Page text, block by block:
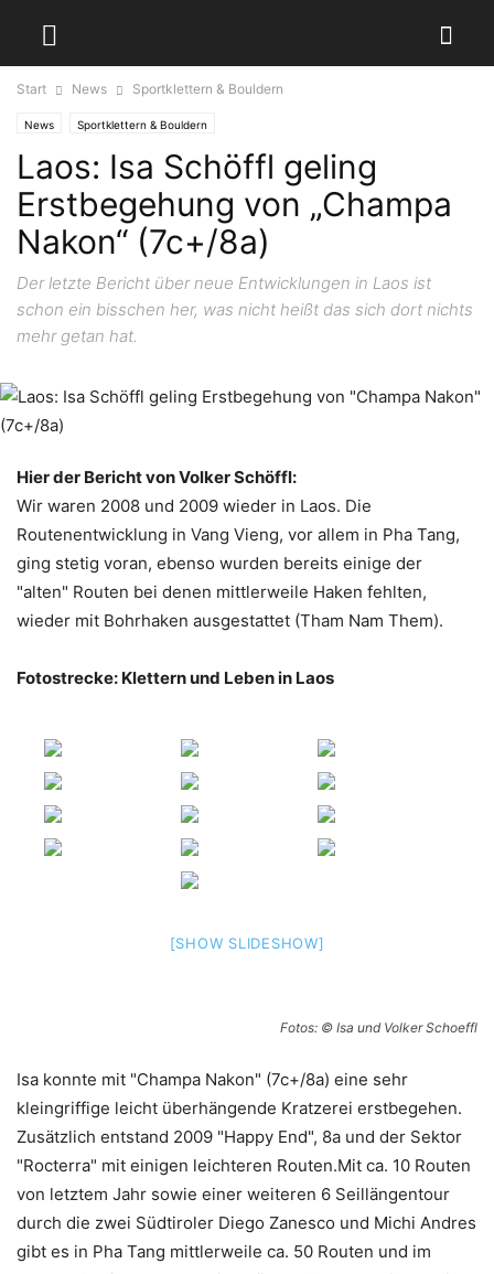
Start News Sportklettern & Bouldern
News Sportklettern & Bouldern
Laos: Isa Schöffl geling
Erstbegehung von „Champa
Nakon“ (7c+/8a)
Der letzte Bericht über neue Entwicklungen in Laos ist
schon ein bisschen her, was nicht heißt das sich dort nichts
mehr getan hat.
Hier der Bericht von Volker Schöffl:
Wir waren 2008 und 2009 wieder in Laos. Die
Routenentwicklung in Vang Vieng, vor allem in Pha Tang,
ging stetig voran, ebenso wurden bereits einige der
"alten" Routen bei denen mittlerweile Haken fehlten,
wieder mit Bohrhaken ausgestattet (Tham Nam Them).
Fotostrecke: Klettern und Leben in Laos
[SHOW SLIDESHOW]
Fotos: © Isa und Volker Schoeffl
Isa konnte mit "Champa Nakon" (7c+/8a) eine sehr
kleingriffige leicht überhängende Kratzerei erstbegehen.
Zusätzlich entstand 2009 "Happy End", 8a und der Sektor
"Rocterra" mit einigen leichteren Routen.Mit ca. 10 Routen
von letztem Jahr sowie einer weiteren 6 Seillängentour
durch die zwei Südtiroler Diego Zanesco und Michi Andres
gibt es in Pha Tang mittlerweile ca. 50 Routen und im